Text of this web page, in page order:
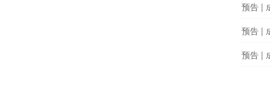
预告 |
预告 |
预告 |